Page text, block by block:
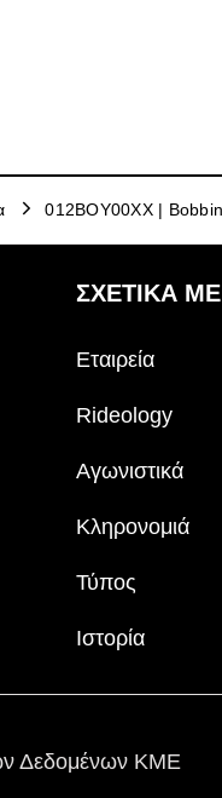
012BOY00XX |
ΣΧΕΤΙΚΆ
Εταιρεία
Rideology
Αγωνιστικά
Κληρονομιά
Τύπος
Ιστορία
Δεδομένων ΚΜΕ